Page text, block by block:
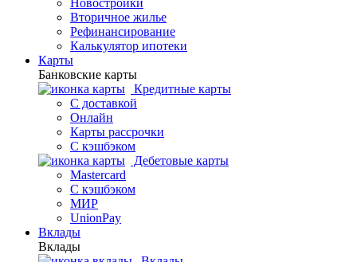
Вторичное жилье
Рефинансирование
Калькулятор ипотеки
Карты
Банковские карты
Кредитные карты
С доставкой
Онлайн
Карты рассрочки
С кэшбэком
Дебетовые карты
Mastercard
С кэшбэком
МИР
UnionPay
Вклады
Вклады